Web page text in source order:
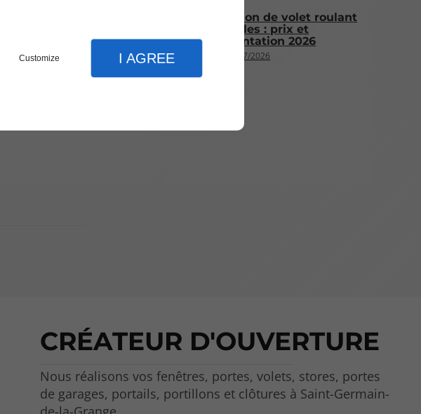
Customize I AGREE 17/07/2026
Installation de volet roulant
à Versailles : prix et
réglementation 2026
Plus d'articles
CRÉATEUR D'OUVERTURE
Nous réalisons vos fenêtres, portes, volets, stores, portes
de garages, portails, portillons et clôtures à Saint-Germain-